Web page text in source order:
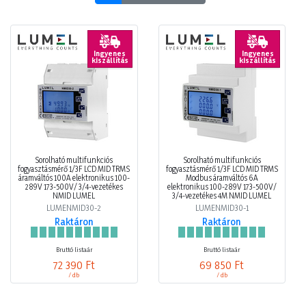
Ingyenes
kiszállítás
Sorolható multifunkciós
fogyasztásmérő 1/3F LCD MID TRMS
áramváltós 100A elektronikus 100-
289V 173-500V/ 3/4-vezetékes
NMID LUMEL
LUMENMID30-2
Raktáron
Bruttó listaár
72 390 Ft
/ db
Ingyenes
kiszállítás
Sorolható multifunkciós
fogyasztásmérő 1/3F LCD MID TRMS
Modbus áramváltós 6A
elektronikus 100-289V 173-500V/
3/4-vezetékes 4M NMID LUMEL
LUMENMID30-1
Raktáron
Bruttó listaár
69 850 Ft
/ db